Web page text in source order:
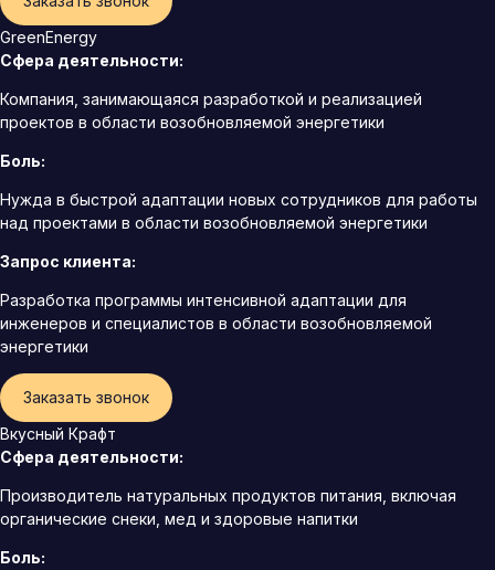
GreenEnergy
Сфера деятельности:
Компания, занимающаяся разработкой и реализацией
проектов в области возобновляемой энергетики
Боль:
Нужда в быстрой адаптации новых сотрудников для работы
над проектами в области возобновляемой энергетики
Запрос клиента:
Разработка программы интенсивной адаптации для
инженеров и специалистов в области возобновляемой
энергетики
Заказать звонок
Вкусный Крафт
Сфера деятельности:
Производитель натуральных продуктов питания, включая
органические снеки, мед и здоровые напитки
Боль: